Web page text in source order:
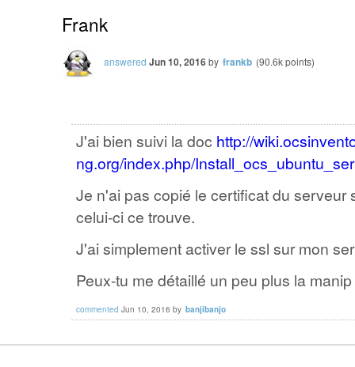
Frank
answered Jun 10, 2016by frankb (90.6kpoints)
J'ai bien suivi la doc http://
ng.org/index.php/
Je n'ai pas copié le certificat du serveur
celui-ci ce trouve.
J'ai simplement activer le ssl sur mon
Peux-tu me détaillé un peu plus la
commented Jun 10, 2016 by banjibanjo